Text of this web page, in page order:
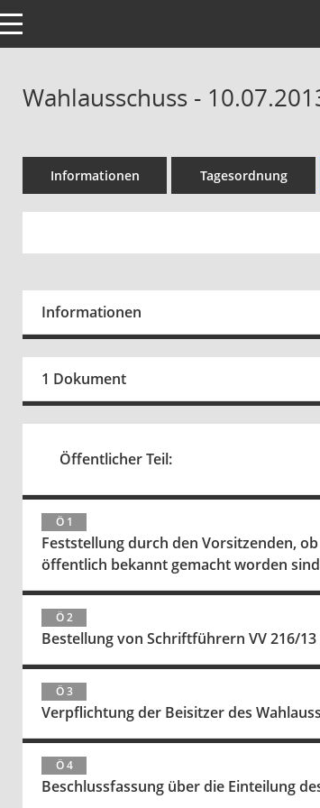
navigation
Wahlausschuss -
Informationen Tagesordnung
Informationen
1 Dokument
Öffentlicher Teil:
Ö 1
Feststellung durch den Vorsitzenden,
öffentlich bekannt gemacht worden sind
Ö 2
Bestellung von Schriftführern VV 216/13
Ö 3
Verpflichtung der Beisitzer des
Ö 4
Beschlussfassung über die Einteilung